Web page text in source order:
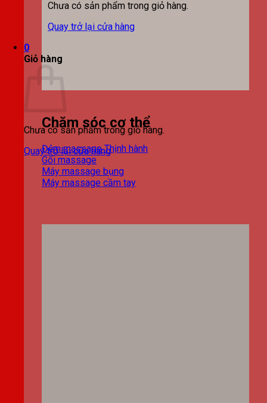
Chưa có sản phẩm trong giỏ hàng.
Quay trở lại cửa hàng
0
Giỏ hàng
Chưa có sản phẩm trong giỏ hàng.
Quay trở lại cửa hàng
Chăm sóc cơ thể
Đệm massage
Gối massage
Máy massage bụng
Máy massage cầm tay